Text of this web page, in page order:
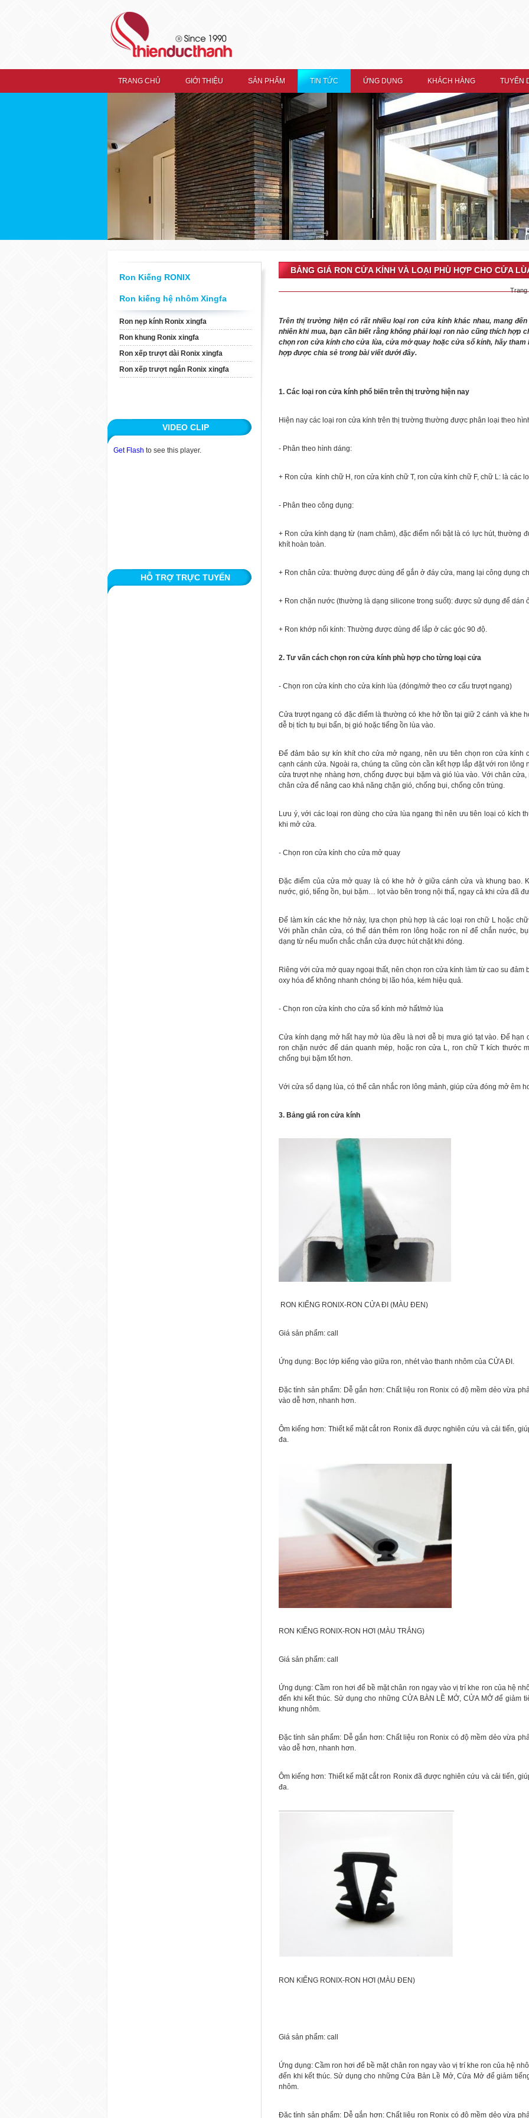
TRANG CHỦ GIỚI THIỆU SẢN PHẨM TIN TỨC ỨNG DỤNG KHÁCH HÀNG TUYỂN
Ron Kiếng RONIX
Ron kiếng hệ nhôm Xingfa
Ron nẹp kính Ronix xingfa
Ron khung Ronix xingfa
Ron xếp trượt dài Ronix xingfa
Ron xếp trượt ngắn Ronix xingfa
VIDEO CLIP
Get Flash to see this player.
HỖ TRỢ TRỰC TUYẾN
BẢNG GIÁ RON CỬA KÍNH VÀ LOẠI PHÙ HỢP CHO CỬA
Trang
Trên thị trường hiện có rất nhiều loại ron cửa kính khác nhau, mang
nhiên khi mua, bạn cần biết rằng không phải loại ron nào cũng thích hợp
chọn ron cửa kính cho cửa lùa, cửa mở quay hoặc cửa sổ kính, hãy tham
hợp được chia sẻ trong bài viết dưới đây.
1. Các loại ron cửa kính phổ biến trên thị trường hiện nay
Hiện nay các loại ron cửa kính trên thị trường thường được phân loại theo
- Phân theo hình dáng:
+ Ron cửa kính chữ H, ron cửa kính chữ T, ron cửa kính chữ F, chữ L: là các
- Phân theo công dụng:
+ Ron cửa kính dạng từ (nam châm), đặc điểm nổi bật là có lực hút, thường
khít hoàn toàn.
+ Ron chân cửa: thường được dùng để gắn ở đáy cửa, mang lại công dụng
+ Ron chặn nước (thường là dạng silicone trong suốt): được sử dụng để dán
+ Ron khớp nối kính: Thường được dùng để lắp ở các góc 90 độ.
2. Tư vấn cách chọn ron cửa kính phù hợp cho từng loại cửa
- Chọn ron cửa kính cho cửa kính lùa (đóng/mở theo cơ cấu trượt ngang)
Cửa trượt ngang có đặc điểm là thường có khe hở tồn tại giữ 2 cánh và khe
dễ bị tích tụ bụi bẩn, bị gió hoặc tiếng ồn lùa vào.
Để đảm bảo sự kín khít cho cửa mở ngang, nên ưu tiên chọn ron cửa kính
cạnh cánh cửa. Ngoài ra, chúng ta cũng còn cần kết hợp lắp đặt với ron
cửa trượt nhẹ nhàng hơn, chống được bụi bặm và gió lùa vào. Với chân
chân cửa để nâng cao khả năng chặn gió, chống bụi, chống côn trùng.
Lưu ý, với các loại ron dùng cho cửa lùa ngang thì nên ưu tiên loại có kích
khi mở cửa.
- Chọn ron cửa kính cho cửa mở quay
Đặc điểm của cửa mở quay là có khe hở ở giữa cánh cửa và khung bao.
nước, gió, tiếng ồn, bụi bặm… lọt vào bên trong nội thấ, ngay cả khi cửa đã
Để làm kín các khe hở này, lựa chọn phù hợp là các loại ron chữ L hoặc
Với phần chân cửa, có thể dán thêm ron lông hoặc ron nỉ để chắn nước,
dạng từ nếu muốn chắc chắn cửa được hút chặt khi đóng.
Riêng với cửa mở quay ngoại thất, nên chọn ron cửa kính làm từ cao su
oxy hóa để không nhanh chóng bị lão hóa, kém hiệu quả.
- Chọn ron cửa kính cho cửa sổ kính mở hất/mở lùa
Cửa kính dạng mở hất hay mở lùa đều là nơi dễ bị mưa gió tạt vào. Để hạn
ron chặn nước để dán quanh mép, hoặc ron cửa L, ron chữ T kích thước
chống bụi bặm tốt hơn.
Với cửa sổ dạng lùa, có thể cân nhắc ron lông mảnh, giúp cửa đóng mở êm
3. Bảng giá ron cửa kính
RON KIẾNG RONIX-RON CỬA ĐI (MÀU ĐEN)
Giá sản phẩm: call
Ứng dụng: Bọc lớp kiếng vào giữa ron, nhét vào thanh nhôm của CỬA ĐI.
Đặc tính sản phẩm: Dễ gắn hơn: Chất liệu ron Ronix có độ mềm dẻo vừa
vào dễ hơn, nhanh hơn.
Ôm kiếng hơn: Thiết kế mặt cắt ron Ronix đã được nghiên cứu và cải tiến,
đa.
RON KIẾNG RONIX-RON HƠI (MÀU TRẮNG)
Giá sản phẩm: call
Ứng dụng: Cầm ron hơi để bề mặt chân ron ngay vào vị trí khe ron của hệ
đến khi kết thúc. Sử dụng cho những CỬA BÀN LỀ MỞ, CỬA MỞ để giảm
khung nhôm.
Đặc tính sản phẩm: Dễ gắn hơn: Chất liệu ron Ronix có độ mềm dẻo vừa
vào dễ hơn, nhanh hơn.
Ôm kiếng hơn: Thiết kế mặt cắt ron Ronix đã được nghiên cứu và cải tiến,
đa.
RON KIẾNG RONIX-RON HƠI (MÀU ĐEN)
Giá sản phẩm: call
Ứng dụng: Cầm ron hơi để bề mặt chân ron ngay vào vị trí khe ron của hệ
đến khi kết thúc. Sử dụng cho những Cửa Bản Lề Mở, Cửa Mở để giảm
nhôm.
Đặc tính sản phẩm: Dễ gắn hơn: Chất liệu ron Ronix có độ mềm dẻo vừa